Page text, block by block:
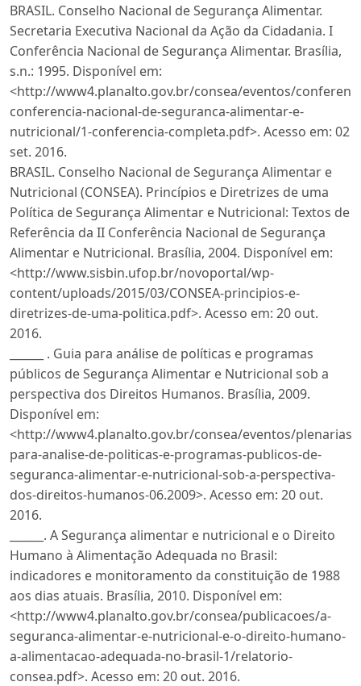
BRASIL. Conselho Nacional de Segurança Alimentar.
Secretaria Executiva Nacional da Ação da Cidadania. I
Conferência Nacional de Segurança Alimentar. Brasília,
s.n.: 1995. Disponível em:
<http://www4.planalto.gov.br/consea/eventos/
conferencia-nacional-de-seguranca-alimentar-e-
nutricional/1-conferencia-completa.pdf>. Acesso em: 02
set. 2016.
BRASIL. Conselho Nacional de Segurança Alimentar e
Nutricional (CONSEA). Princípios e Diretrizes de uma
Política de Segurança Alimentar e Nutricional: Textos de
Referência da II Conferência Nacional de Segurança
Alimentar e Nutricional. Brasília, 2004. Disponível em:
<http://www.sisbin.ufop.br/novoportal/wp-
content/uploads/2015/03/CONSEA-principios-e-
diretrizes-de-uma-politica.pdf>. Acesso em: 20 out.
2016.
______ . Guia para análise de políticas e programas
públicos de Segurança Alimentar e Nutricional sob a
perspectiva dos Direitos Humanos. Brasília, 2009.
Disponível em:
<http://www4.planalto.gov.br/consea/eventos/
para-analise-de-politicas-e-programas-publicos-de-
seguranca-alimentar-e-nutricional-sob-a-perspectiva-
dos-direitos-humanos-06.2009>. Acesso em: 20 out.
2016.
______. A Segurança alimentar e nutricional e o Direito
Humano à Alimentação Adequada no Brasil:
indicadores e monitoramento da constituição de 1988
aos dias atuais. Brasília, 2010. Disponível em:
<http://www4.planalto.gov.br/consea/publicacoes/a-
seguranca-alimentar-e-nutricional-e-o-direito-humano-
a-alimentacao-adequada-no-brasil-1/relatorio-
consea.pdf>. Acesso em: 20 out. 2016.